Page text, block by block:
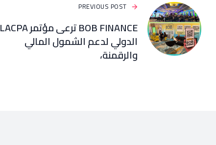
PREVIOUS POST
BOB FINANCE ترعى مؤتمر LACPA
الدولي لدعم الشمول المالي
والرقمنة،